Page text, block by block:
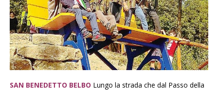
SAN BENEDETTO BELBO Lungo la strada che dal Passo della